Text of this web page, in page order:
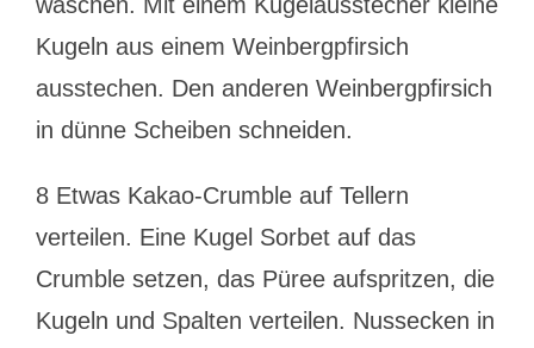
Kugeln aus einem Weinbergpfirsich
ausstechen. Den anderen Weinbergpfirsich
in dünne Scheiben schneiden.
8 Etwas Kakao-Crumble auf Tellern
verteilen. Eine Kugel Sorbet auf das
Crumble setzen, das Püree aufspritzen, die
Kugeln und Spalten verteilen. Nussecken in